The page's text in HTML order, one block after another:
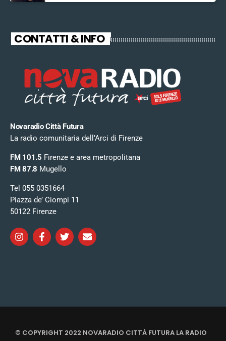
CONTATTI & INFO
Novaradio Città Futura
La radio comunitaria dell’Arci di Firenze
FM 101.5 Firenze e area metropolitana
FM 87.8 Mugello
Tel 055 0351664
Piazza de’ Ciompi 11
50122 Firenze
© COPYRIGHT 2022 NOVARADIO CITTÀ FUTURA LA RADIO